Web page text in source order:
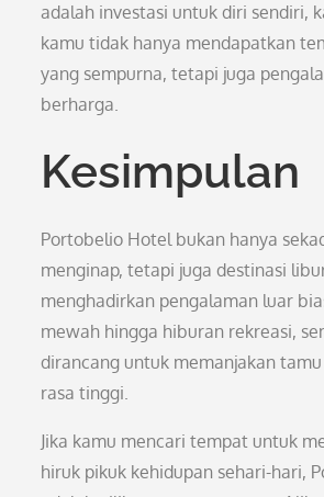
adalah investasi untuk diri sendiri,
kamu tidak hanya mendapatkan
yang sempurna, tetapi juga
berharga.
Kesimpulan
Portobelio Hotel bukan hanya
menginap, tetapi juga destinasi
menghadirkan pengalaman luar
mewah hingga hiburan rekreasi,
dirancang untuk memanjakan
rasa tinggi.
Jika kamu mencari tempat untuk
hiruk pikuk kehidupan sehari-hari,